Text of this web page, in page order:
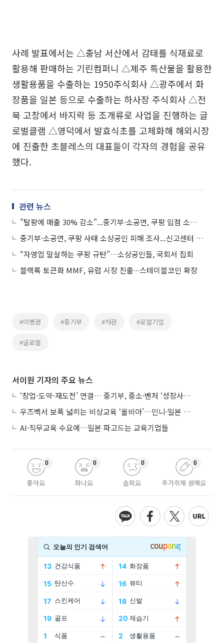
사례 발표에서는 △충남 서산에서 감태를 식재료로
활용해 판매하는 기린컴퍼니 △제주 특산물을 활용한
생활용품을 수출하는 1950주식회사 △광주에서 화
장품을 일본 등으로 수출하는 하사장 주식회사 △전
북 고창에서 바지락 등 조개류로 사업을 진행하는 글
로벌클램 △영덕에서 발효식초를 고체화해 해외시장
에 진출한 초블레스의 대표들이 각자의 경험을 공유
했다.
관련 뉴스
"탈팡에 매출 30% 감소"...중기부·소공연, 쿠팡 입점 소상공인 피해조사 나선다
중기부·소공연, 쿠팡 사태 소상공인 피해 조사...신고센터 운영
“자영업 말살하는 쿠팡 규탄”…소상공인들, 국회서 집회
블랙록 토큰화 MMF, 유럽 시장 진출∙∙∙스테이블코인 확장
#이병권 #중기부 #차관 #로컬기업
#글로벌
서이원 기자의 주요 뉴스
‘창업-도약-재도전’ 연결… 중기부, 중소·벤처 ‘성장사다리’ 짓는다
우즈벡서 보폭 넓히는 비상교육 ‘올비아’…인니·일본 진출 타진
AI·직무교육 수요에…일본 파고드는 교육기업들
좋아요
0
화나요
0
슬퍼요
0
추가취재 원해요
0